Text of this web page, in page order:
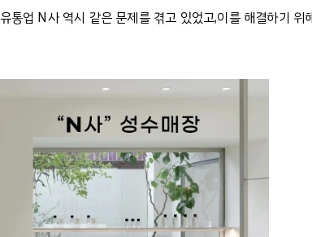
유통업 N사 역시 같은 문제를 겪고 있었고,이를해결하기 위